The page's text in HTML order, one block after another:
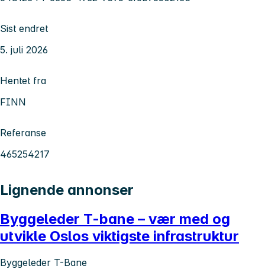
Sist endret
5. juli 2026
Hentet fra
FINN
Referanse
465254217
Lignende annonser
Byggeleder T-bane – vær med og
utvikle Oslos viktigste infrastruktur
Byggeleder T-Bane